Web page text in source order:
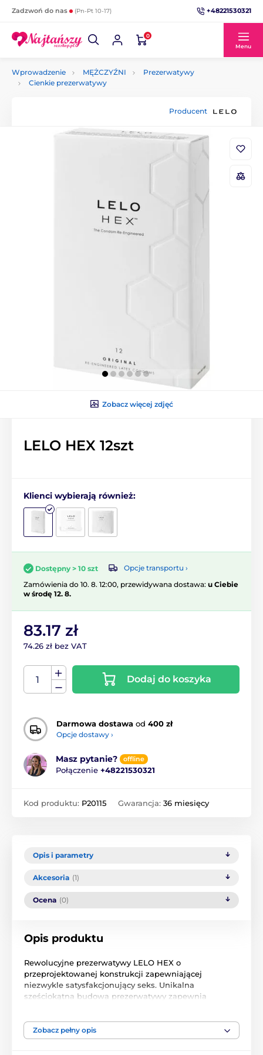
Zadzwoń do nas (Pn-Pt 10-17) +48221530321
0
Menu
Wprowadzenie MĘŻCZYŹNI
Prezerwatywy
Cienkie prezerwatywy
Producent
Zobacz więcej zdjęć
LELO HEX 12szt
Klienci wybierają również:
Dostępny > 10 szt
Opcje transportu ›
Zamówienia do 10. 8. 12:00, przewidywana dostawa: u Ciebie
w środę 12. 8.
83.17 zł
74.26 zł bez VAT
Dodaj do koszyka
Darmowa dostawa od 400 zł
Opcje dostawy ›
Masz pytanie? offline
Połączenie +48221530321
Kod produktu: P20115 Gwarancja: 36 miesięcy
Opis i parametry
Akcesoria (1)
Ocena (0)
Opis produktu
Rewolucyjne prezerwatywy LELO HEX o
przeprojektowanej konstrukcji zapewniającej
niezwykle satysfakcjonujący seks. Unikalna
sześciokątna budowa prezerwatywy zapewnia
Prezerwatywy LELO HEX są zupełnie nowe,
Zobacz pełny opis